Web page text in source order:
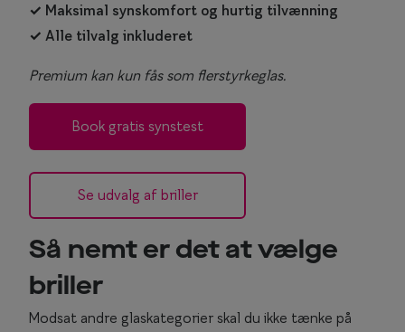
✓ Maksimal synskomfort og hurtig tilvænning
✓ Alle tilvalg inkluderet
Premium kan kun fås som flerstyrkeglas.
Book gratis synstest
Se udvalg af briller
Så nemt er det at vælge
briller
Modsat andre glaskategorier skal du ikke tænke på